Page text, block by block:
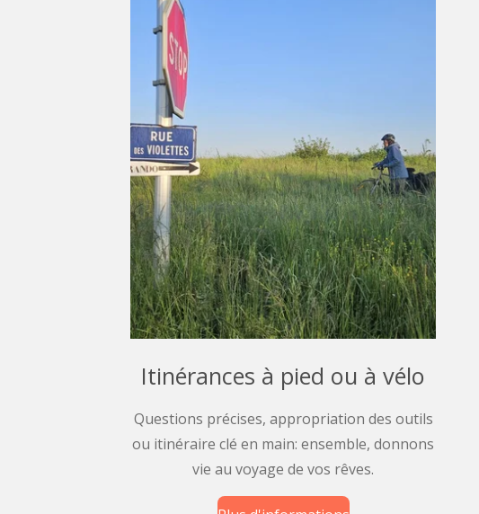
Itinérances à pied ou à vélo
Questions précises, appropriation des outils
ou itinéraire clé en main: ensemble, donnons
vie au voyage de vos rêves.